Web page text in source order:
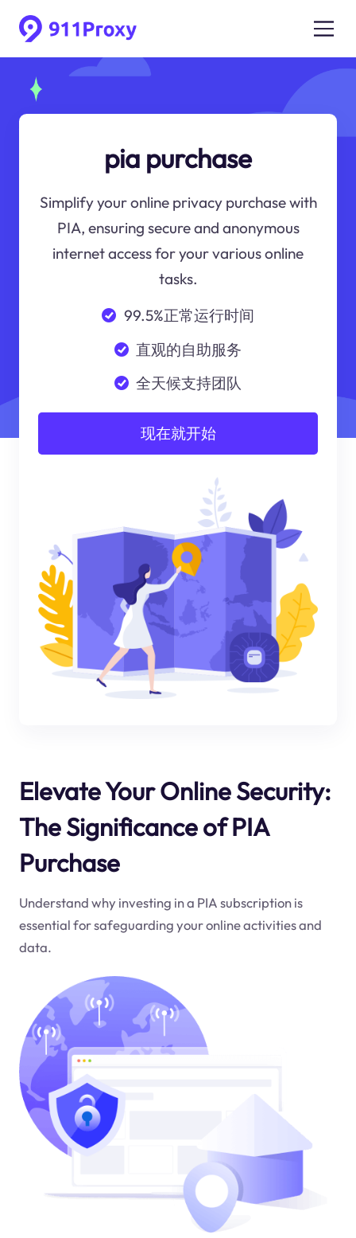
pia purchase
Simplify your online privacy purchase with
PIA, ensuring secure and anonymous
internet access for your various online
tasks.
99.5%正常运行时间
直观的自助服务
全天候支持团队
现在就开始
Elevate Your Online Security:
The Significance of PIA
Purchase
Understand why investing in a PIA subscription is
essential for safeguarding your online activities and
data.